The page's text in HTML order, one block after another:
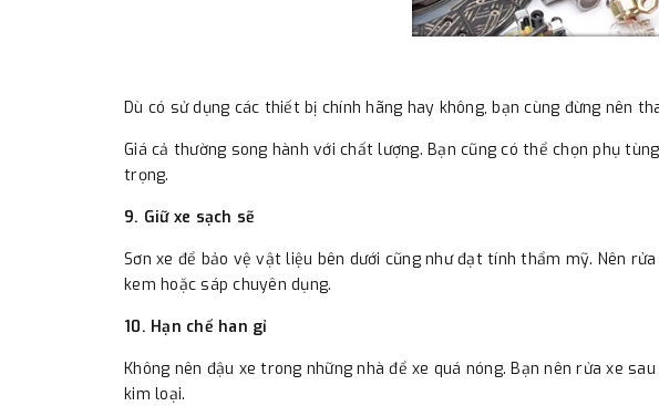
Dù có sử dụng các thiết bị chính hãng hay không, bạn cùng đừng nên
Giá cả thường song hành với chất lượng. Bạn cũng có thể chọn phụ
trọng.
9. Giữ xe sạch sẽ
Sơn xe để bảo vệ vật liệu bên dưới cũng như đạt tính thẩm mỹ. Nên
kem hoặc sáp chuyên dụng.
10. Hạn chế han gỉ
Không nên đậu xe trong những nhà để xe quá nóng. Bạn nên rửa xe
kim loại.